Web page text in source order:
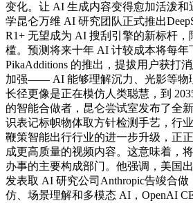
变化。让 AI 生成内容变得愈加活泼
学昆仑万维 AI 研究团队正式推出
R1+ 无望成为 AI 搜刮引擎的新标杆，
槛。预测将来十年 AI 计较成本将每年
PikaAdditions 的推出，提拔用户获打
加强—— AI 能够理解沉力、光影等物
长径更像是正在模仿人类聪慧，到
的智能合做者，昆仑尝试室发布了
识表记标帜物体取方针检测手艺，行
鞭策智能出行行业的进一步升级，正
成更高质量的视频内容。这意味着，
办事的主要构成部门。他强调，美国
发表取 AI 研究公司Anthropic告竣合
仿、场景理解和多模态 AI，OpenAI